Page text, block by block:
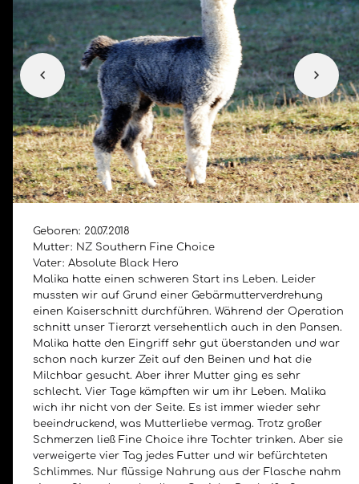
1
Fohlen bis 2018
Geboren: 18.07.2018
Mutter: TTA Fleur
Vater: Greenstone Mars
Morgens um 7 Uhr saß Merkur schon putzmunter neben
seiner Mutter. Als Sohn von einer unserer besten Stuten
und Mars, einem der besten Deckhengste aus
Neuseeland, hoffen wir auf einen guten
Nachwuchshengst, der unsere Alpakazucht bereichert.
Merkur hat einen wunderschönen und typvollen
Geboren: 20.07.2018
Mutter: NZ Southern Fine Choice
Vater: Absolute Black Hero
Malika hatte einen schweren Start ins Leben. Leider
mussten wir auf Grund einer Gebärmutterverdrehung
einen Kaiserschnitt durchführen. Während der Operation
schnitt unser Tierarzt versehentlich auch in den Pansen.
Malika hatte den Eingriff sehr gut überstanden und war
schon nach kurzer Zeit auf den Beinen und hat die
Milchbar gesucht. Aber ihrer Mutter ging es sehr
schlecht. Vier Tage kämpften wir um ihr Leben. Malika
wich ihr nicht von der Seite. Es ist immer wieder sehr
beeindruckend, was Mutterliebe vermag. Trotz großer
Schmerzen ließ Fine Choice ihre Tochter trinken. Aber sie
verweigerte vier Tag jedes Futter und wir befürchteten
Schlimmes. Nur flüssige Nahrung aus der Flasche nahm
Geboren: 24.07.2018
Mutter: TTA Ciara
Vater: Waitakere Rembrandt
Ohne Probleme brachte Ciara ihr sechstes Fohlen auf die
Welt. Remo entwickelt sich zu einem wunderschönen
kräftigen Junghengst.